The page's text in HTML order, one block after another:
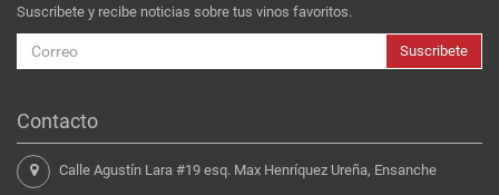
Suscribete y recibe noticias sobre tus vinos favoritos.
Suscribete
Contacto
Calle Agustín Lara #19 esq. Max Henríquez Ureña, Ensanche